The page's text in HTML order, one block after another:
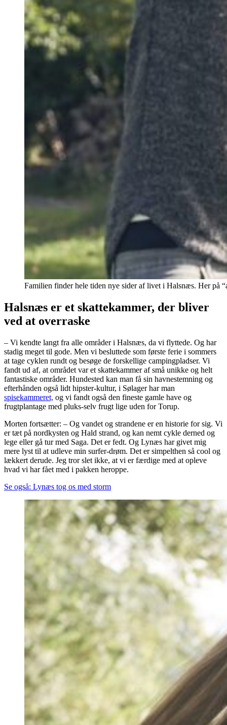
Familien finder hele tiden nye sider af livet i Halsnæs. Her på
Halsnæs er et skattekammer, der bliver
ved at overraske
– Vi kendte langt fra alle områder i Halsnæs, da vi flyttede. Og har
stadig meget til gode. Men vi besluttede som første ferie i sommers
at tage cyklen rundt og besøge de forskellige campingpladser. Vi
fandt ud af, at området var et skattekammer af små unikke og helt
fantastiske områder. Hundested kan man få sin havnestemning og
efterhånden også lidt hipster-kultur, i Sølager har man
spisekammeret, og vi fandt også den fineste gamle have og
frugtplantage med pluks-selv frugt lige uden for Torup.
Morten fortsætter: – Og vandet og strandene er en historie for sig. Vi
er tæt på nordkysten og Hald strand, og kan nemt cykle derned og
lege eller gå tur med Saga. Det er fedt. Og Lynæs har givet mig
mere lyst til at udleve min surfer-drøm. Det er simpelthen så cool og
lækkert derude. Jeg tror slet ikke, at vi er færdige med at opleve
hvad vi har fået med i pakken heroppe.
Se også: Lynæs tog os med storm